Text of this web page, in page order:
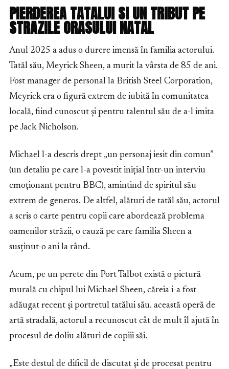
PIERDEREA TATALUI SI UN TRIBUT PE
STRAZILE ORASULUI NATAL
Anul 2025 a adus o durere imensă în familia actorului.
Tatăl său, Meyrick Sheen, a murit la vârsta de 85 de ani.
Fost manager de personal la British Steel Corporation,
Meyrick era o figură extrem de iubită în comunitatea
locală, fiind cunoscut și pentru talentul său de a-l imita
pe Jack Nicholson.
Michael l-a descris drept „un personaj iesit din comun”
(un detaliu pe care l-a povestit inițial într-un interviu
emoționant pentru BBC), amintind de spiritul său
extrem de generos. De altfel, alături de tatăl său, actorul
a scris o carte pentru copii care abordează problema
oamenilor străzii, o cauză pe care familia Sheen a
susținut-o ani la rând.
Acum, pe un perete din Port Talbot există o pictură
murală cu chipul lui Michael Sheen, căreia i-a fost
adăugat recent și portretul tatălui său. această operă de
artă stradală, actorul a recunoscut cât de mult îl ajută în
procesul de doliu alături de copiii săi.
„Este destul de dificil de discutat și de procesat pentru